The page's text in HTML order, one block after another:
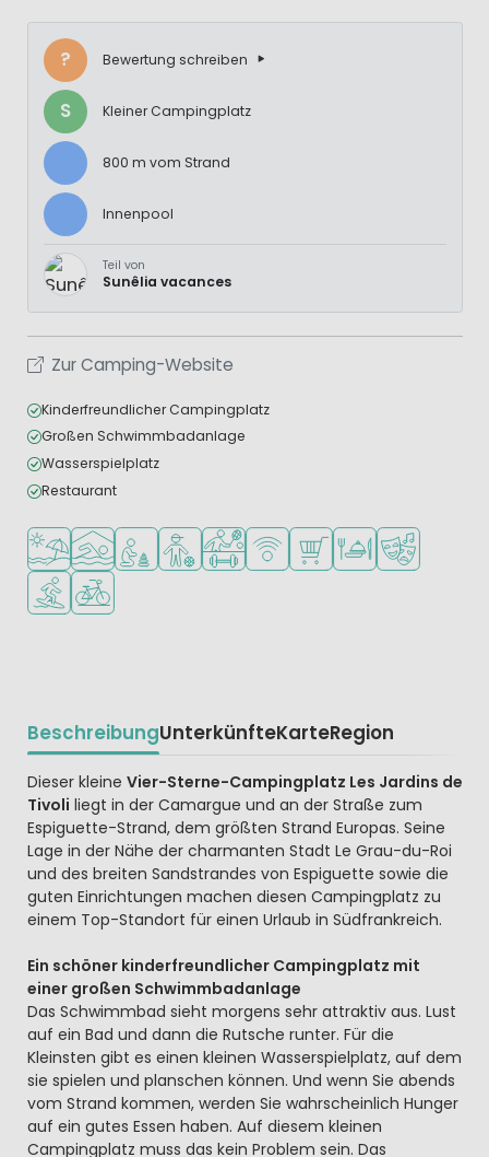
? Bewertung schreiben
S Kleiner Campingplatz
800 m vom Strand
Innenpool
Teil von
Sunêlia vacances
Zur Camping-Website
Kinderfreundlicher Campingplatz
Großen Schwimmbadanlage
Wasserspielplatz
Restaurant
Am Strand und Meer
HallenbadEmpfohlen für kleine Kinder
Empfohlen für Teenager
Viele Sportmöglichkeiten
WLAN verfügbar
Supermarkt/Laden
Restaurant oder
Wassersportmöglichkeiten
Fahrradverleih
BeschreibungUnterkünfteKarteRegion
Beschrijving
Dieser kleine Vier-Sterne-Campingplatz Les Jardins de
Tivoli liegt in der Camargue und an der Straße zum
Espiguette-Strand, dem größten Strand Europas. Seine
Lage in der Nähe der charmanten Stadt Le Grau-du-Roi
und des breiten Sandstrandes von Espiguette sowie die
guten Einrichtungen machen diesen Campingplatz zu
einem Top-Standort für einen Urlaub in Südfrankreich.
Ein schöner kinderfreundlicher Campingplatz mit
einer großen Schwimmbadanlage
Das Schwimmbad sieht morgens sehr attraktiv aus. Lust
auf ein Bad und dann die Rutsche runter. Für die
Kleinsten gibt es einen kleinen Wasserspielplatz, auf dem
sie spielen und planschen können. Und wenn Sie abends
vom Strand kommen, werden Sie wahrscheinlich Hunger
auf ein gutes Essen haben. Auf diesem kleinen
Campingplatz muss das kein Problem sein. Das